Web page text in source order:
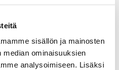
sisällön ja mainosten
median ominaisuuksien
analysoimiseen. Lisäksi